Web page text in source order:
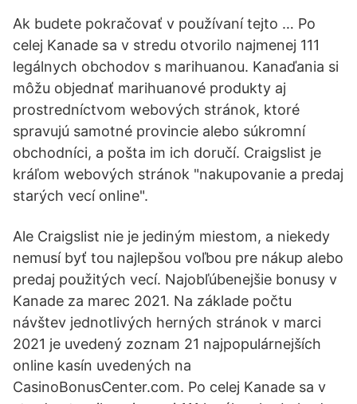
Ak budete pokračovať v používaní tejto … Po
celej Kanade sa v stredu otvorilo najmenej 111
legálnych obchodov s marihuanou. Kanaďania si
môžu objednať marihuanové produkty aj
prostredníctvom webových stránok, ktoré
spravujú samotné provincie alebo súkromní
obchodníci, a pošta im ich doručí. Craigslist je
kráľom webových stránok "nakupovanie a predaj
starých vecí online".
Ale Craigslist nie je jediným miestom, a niekedy
nemusí byť tou najlepšou voľbou pre nákup alebo
predaj použitých vecí. Najobľúbenejšie bonusy v
Kanade za marec 2021. Na základe počtu
návštev jednotlivých herných stránok v marci
2021 je uvedený zoznam 21 najpopulárnejších
online kasín uvedených na
CasinoBonusCenter.com. Po celej Kanade sa v